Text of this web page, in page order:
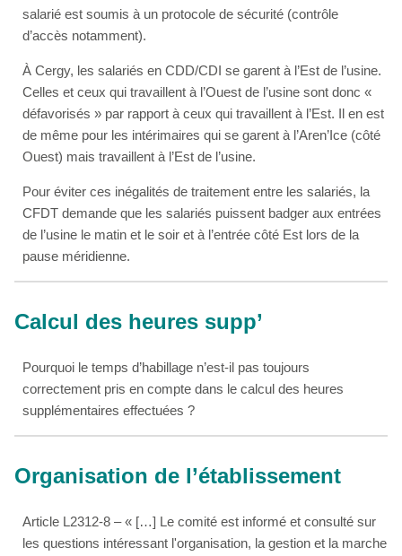
salarié est soumis à un protocole de sécurité (contrôle
d’accès notamment).
À Cergy, les salariés en CDD/CDI se garent à l’Est de l’usine.
Celles et ceux qui travaillent à l’Ouest de l’usine sont donc «
défavorisés » par rapport à ceux qui travaillent à l’Est. Il en est
de même pour les intérimaires qui se garent à l’Aren’Ice (côté
Ouest) mais travaillent à l’Est de l’usine.
Pour éviter ces inégalités de traitement entre les salariés, la
CFDT demande que les salariés puissent badger aux entrées
de l’usine le matin et le soir et à l’entrée côté Est lors de la
pause méridienne.
Calcul des heures supp’
Pourquoi le temps d’habillage n’est-il pas toujours
correctement pris en compte dans le calcul des heures
supplémentaires effectuées ?
Organisation de l’établissement
Article L2312-8 – « […] Le comité est informé et consulté sur
les questions intéressant l'organisation, la gestion et la marche